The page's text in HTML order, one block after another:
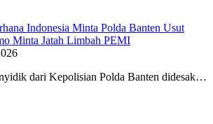
Indonesia Minta Polda Banten Usut
Minta Jatah Limbah PEMI
dari Kepolisian Polda Banten didesak…